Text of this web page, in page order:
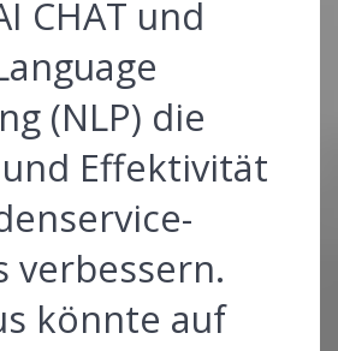
CHAT und
(NLP) die
Effektivität
verbessern.
könnte auf